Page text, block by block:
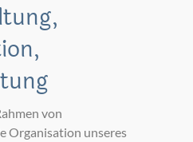
von
Organisation unseres